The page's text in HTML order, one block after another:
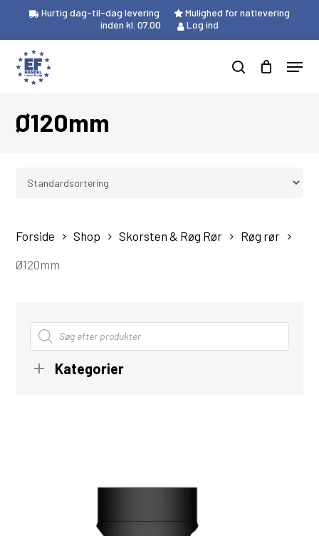
main
content
Hurtig dag-til-dag levering
Mulighed for natlevering
inden kl. 07.00
Log ind
Products
search
search
Menu
Cart
Ø120mm
Forside Shop Skorsten & Røg Rør
Røg rør
Ø120mm
Products
search
Kategorier